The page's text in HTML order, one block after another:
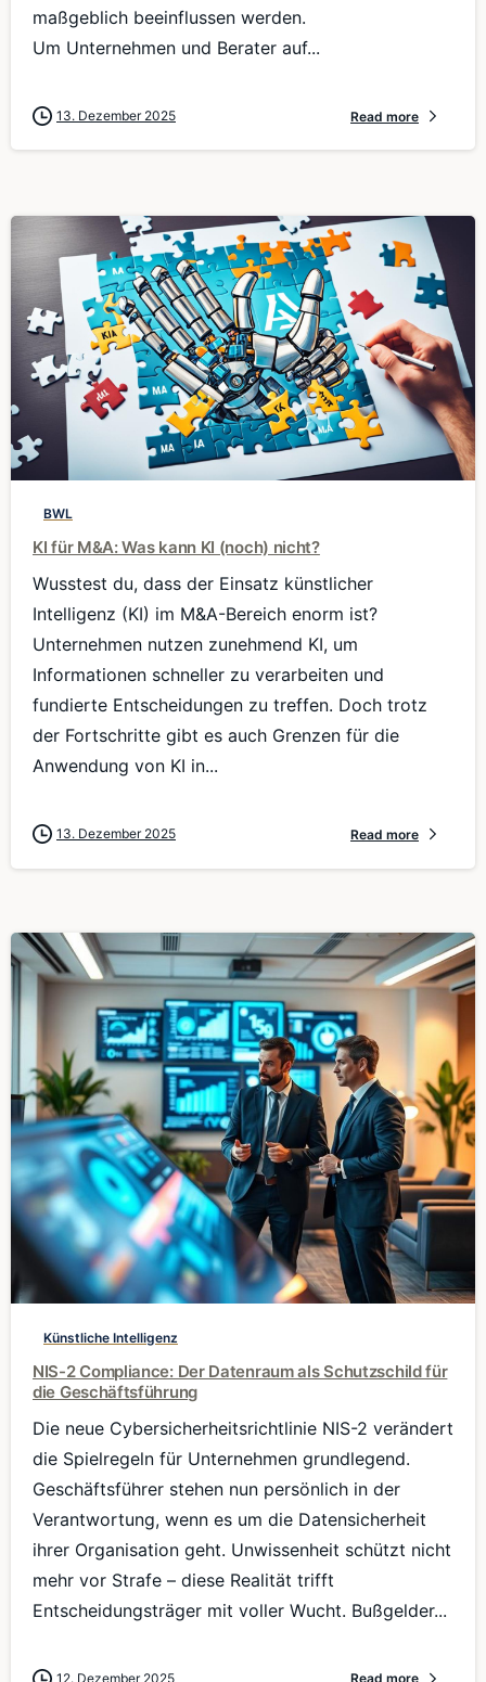
maßgeblich beeinflussen werden.
Um Unternehmen und Berater auf...
13. Dezember 2025 Read more
0
BWL
KI für M&A: Was kann KI (noch) nicht?
Wusstest du, dass der Einsatz künstlicher
Intelligenz (KI) im M&A-Bereich enorm ist?
Unternehmen nutzen zunehmend KI, um
Informationen schneller zu verarbeiten und
fundierte Entscheidungen zu treffen. Doch trotz
der Fortschritte gibt es auch Grenzen für die
Anwendung von KI in...
13. Dezember 2025 Read more
Künstliche Intelligenz
NIS-2 Compliance: Der Datenraum als Schutzschild für
die Geschäftsführung
Die neue Cybersicherheitsrichtlinie NIS-2 verändert
die Spielregeln für Unternehmen grundlegend.
Geschäftsführer stehen nun persönlich in der
Verantwortung, wenn es um die Datensicherheit
ihrer Organisation geht. Unwissenheit schützt nicht
mehr vor Strafe – diese Realität trifft
Entscheidungsträger mit voller Wucht. Bußgelder...
12. Dezember 2025 Read more